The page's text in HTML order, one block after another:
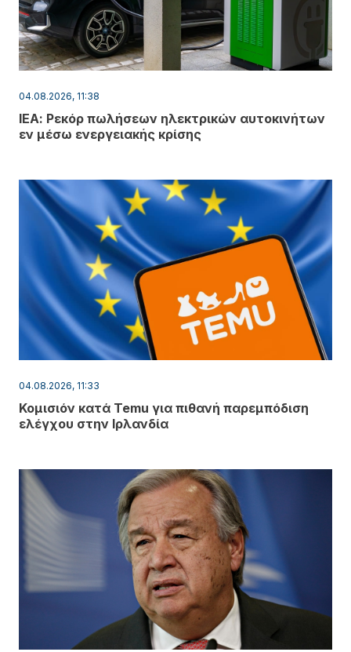
04.08.2026, 11:38
ΙΕΑ: Ρεκόρ πωλήσεων ηλεκτρικών αυτοκινήτων
εν μέσω ενεργειακής κρίσης
04.08.2026, 11:33
Κομισιόν κατά Temu για πιθανή παρεμπόδιση
ελέγχου στην Ιρλανδία